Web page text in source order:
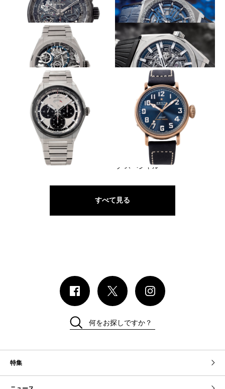
超軽量1/100秒クロノグラフ
デファイ エル・プリメロ21 カ
ーボン
よりハイビートにオシレーターが進
化
ZENITH
デファイ インベンター
重力を味方に高精度を得る
デファイ ゼロG
シンプルな機構を大胆な外観に託す
デファイ クラシック
黒ベゼルで引き締まるソリッドなパ
デファイ エル・プリメロ 21
武骨なブロンズケースに気品を添え
る青文字盤
パイロット タイプ20 エクスト
ラ スペシャル
すべて見る
特集
何をお探しですか？